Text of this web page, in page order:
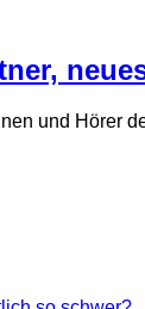
und Hörer